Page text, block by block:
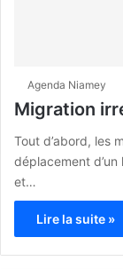
Agenda Niamey
Migration
Tout d’abord, les
déplacement
et…
Lire la suite »